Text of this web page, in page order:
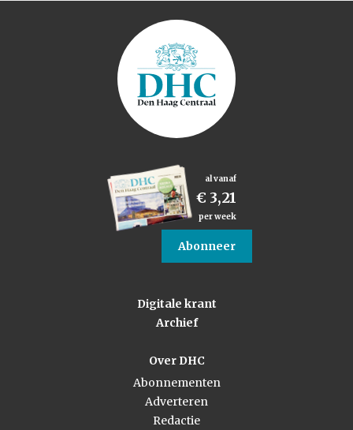
al vanaf
€ 3,21
per week
Abonneer
Digitale krant
Archief
Over DHC
Abonnementen
Adverteren
Redactie